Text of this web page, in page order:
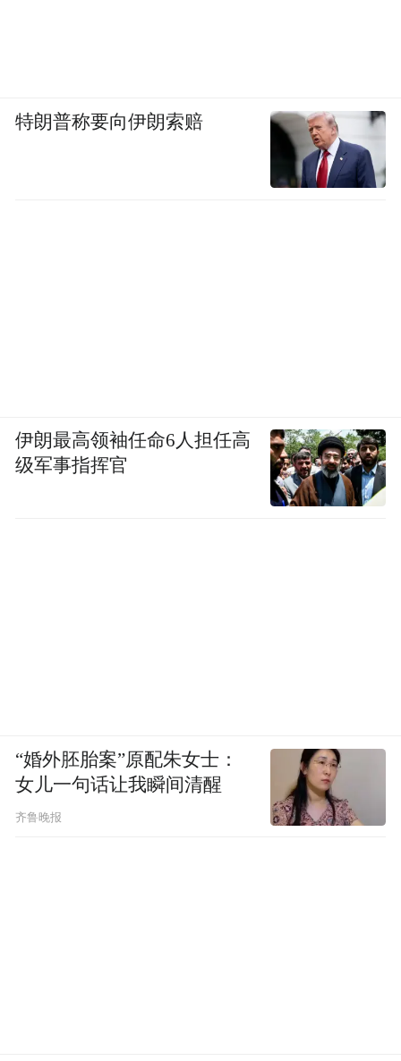
特朗普称要向伊朗索赔
伊朗最高领袖任命6人担任高
级军事指挥官
“婚外胚胎案”原配朱女士：
女儿一句话让我瞬间清醒
齐鲁晚报